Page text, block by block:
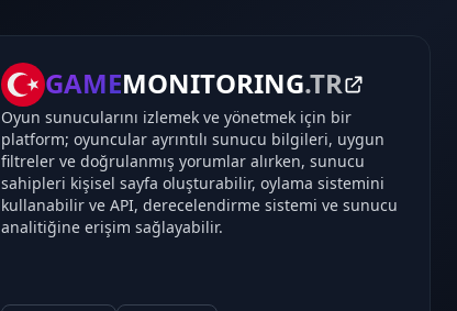
GAMEMONITORING.TR
Oyun sunucularını izlemek ve yönetmek için bir
platform; oyuncular ayrıntılı sunucu bilgileri, uygun
filtreler ve doğrulanmış yorumlar alırken, sunucu
sahipleri kişisel sayfa oluşturabilir, oylama sistemini
kullanabilir ve API, derecelendirme sistemi ve sunucu
analitiğine erişim sağlayabilir.